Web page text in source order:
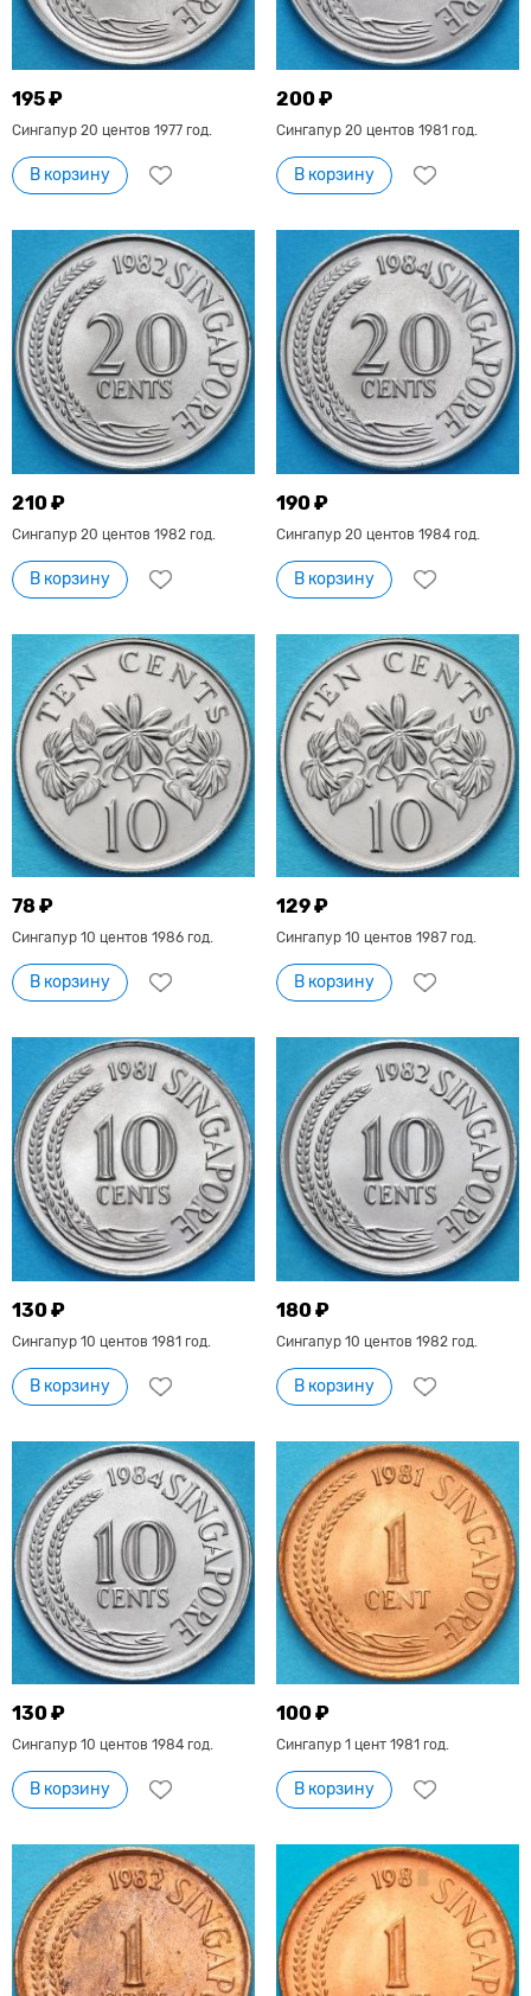
195 ₽
Сингапур 20 центов 1977 год.
В корзину
200 ₽
Сингапур 20 центов 1981 год.
В корзину
210 ₽
Сингапур 20 центов 1982 год.
В корзину
190 ₽
Сингапур 20 центов 1984 год.
В корзину
78 ₽
Сингапур 10 центов 1986 год.
В корзину
129 ₽
Сингапур 10 центов 1987 год.
В корзину
130 ₽
Сингапур 10 центов 1981 год.
В корзину
180 ₽
Сингапур 10 центов 1982 год.
В корзину
130 ₽
Сингапур 10 центов 1984 год.
В корзину
100 ₽
Сингапур 1 цент 1981 год.
В корзину